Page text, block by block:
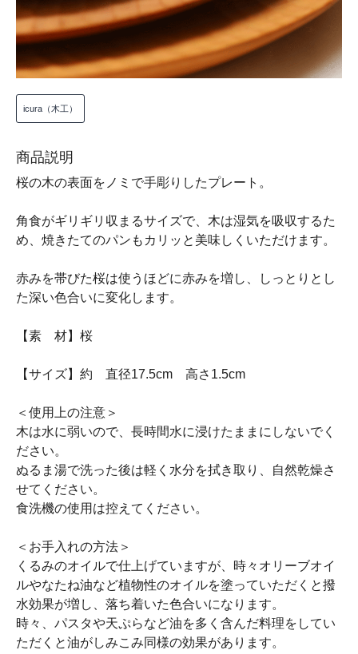
icura（木工）
商品説明
桜の木の表面をノミで手彫りしたプレート。
角食がギリギリ収まるサイズで、木は湿気を吸収するた
め、焼きたてのパンもカリッと美味しくいただけます。
赤みを帯びた桜は使うほどに赤みを増し、しっとりとし
た深い色合いに変化します。
【素 材】桜
【サイズ】約 直径17.5cm 高さ1.5cm
＜使用上の注意＞
木は水に弱いので、長時間水に浸けたままにしないでく
ださい。
ぬるま湯で洗った後は軽く水分を拭き取り、自然乾燥さ
せてください。
食洗機の使用は控えてください。
＜お手入れの方法＞
くるみのオイルで仕上げていますが、時々オリーブオイ
ルやなたね油など植物性のオイルを塗っていただくと撥
水効果が増し、落ち着いた色合いになります。
時々、パスタや天ぷらなど油を多く含んだ料理をしてい
ただくと油がしみこみ同様の効果があります。